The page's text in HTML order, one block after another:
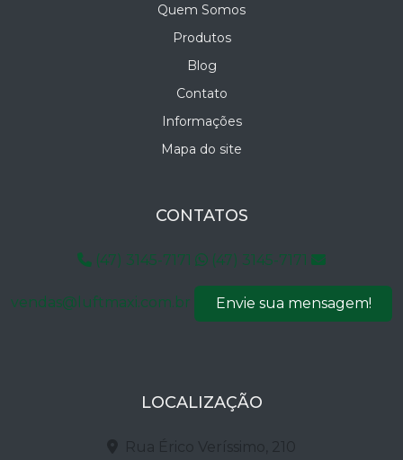
Quem Somos
Produtos
Blog
Contato
Informações
Mapa do site
CONTATOS
(47) 3145-7171 (47) 3145-7171
vendas@luftmaxi.com.br Envie sua mensagem!
LOCALIZAÇÃO
Rua Érico Veríssimo, 210